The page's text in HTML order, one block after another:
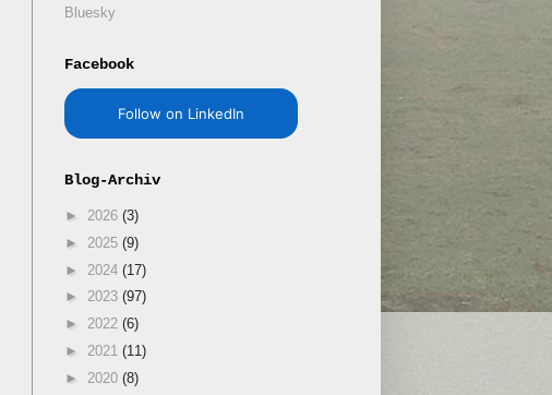
Bluesky
Facebook
Follow on LinkedIn
Blog-Archiv
► 2026 (3)
► 2025 (9)
► 2024 (17)
► 2023 (97)
► 2022 (6)
► 2021 (11)
► 2020 (8)